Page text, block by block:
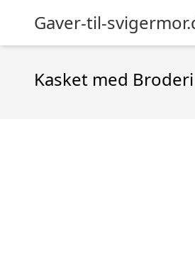
Gaver-til-
Kasket med